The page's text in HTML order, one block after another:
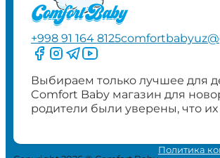
+998 91 164 8125
Следите за нами на Facebook
Следите за нами в Instagram
Следите за нами в
Следите за нами в
Выбираем только лучшее для
Comfort Baby магазин для
родители были уверены, что
Политика